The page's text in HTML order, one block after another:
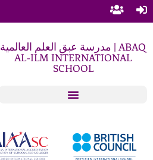
مدرسة عبق العلم العالمية | ABAQ
AL-ILM INTERNATIONAL
SCHOOL